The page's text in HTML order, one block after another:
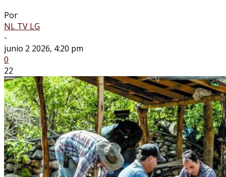
Por
NL TV LG
-
junio 2 2026, 4:20 pm
0
22